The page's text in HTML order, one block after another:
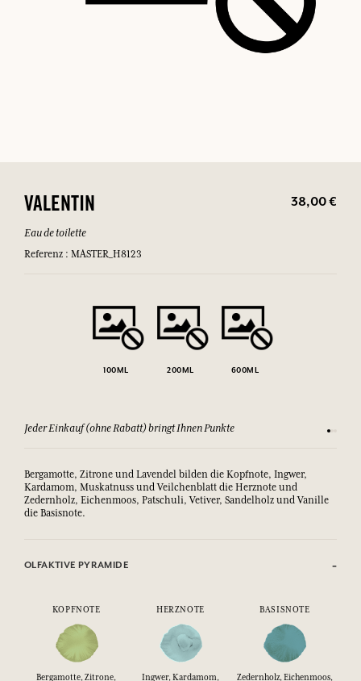
VALENTIN 38,00 €
Eau de toilette
Referenz : MASTER_H8123
100ML 200ML 600ML
Jeder Einkauf (ohne Rabatt) bringt Ihnen Punkte Sehen
Bergamotte, Zitrone und Lavendel bilden die Kopfnote, Ingwer,
Kardamom, Muskatnuss und Veilchenblatt die Herznote und
Zedernholz, Eichenmoos, Patschuli, Vetiver, Sandelholz und Vanille
die Basisnote.
OLFAKTIVE PYRAMIDE
KOPFNOTE HERZNOTE BASISNOTE
Bergamotte, Zitrone,
Ingwer, Kardamom,
Zedernholz, Eichenmoos,